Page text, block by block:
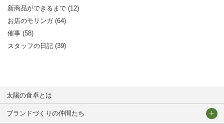
新商品ができるまで (12)
お店のモリンガ (64)
催事 (58)
スタッフの日記 (39)
太陽の食卓とは
ブランドづくりの仲間たち